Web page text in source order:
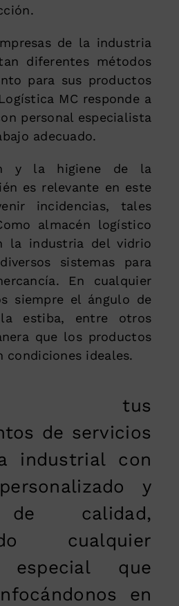
de la industria
diferentes métodos
para sus productos
MC responde a
personal especialista
adecuado.
y la higiene de la
es relevante en este
incidencias, tales
almacén logístico
la industria del vidrio
sistemas para
En cualquier
siempre el ángulo de
estiba, entre otros
que los productos
condiciones ideales.
tus
de servicios
industrial con
y
de calidad,
cualquier
especial que
en